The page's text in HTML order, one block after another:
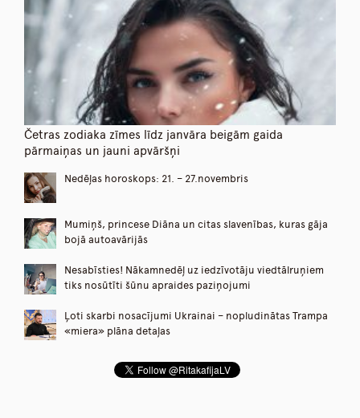
Četras zodiaka zīmes līdz janvāra beigām gaida
pārmaiņas un jauni apvāršņi
Nedēļas horoskops: 21. – 27.novembris
Mumiņš, princese Diāna un citas slavenības, kuras gāja
bojā autoavārijās
Nesabīsties! Nākamnedēļ uz iedzīvotāju viedtālruņiem
tiks nosūtīti šūnu apraides paziņojumi
Ļoti skarbi nosacījumi Ukrainai – nopludinātas Trampa
«miera» plāna detaļas